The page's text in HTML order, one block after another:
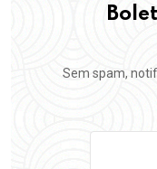
Sem spam,